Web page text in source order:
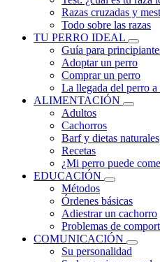
Razas cruzadas y
Todo sobre las razas
TU PERRO IDEAL
Guía para
Adoptar un perro
Comprar un perro
La llegada del perro a
ALIMENTACIÓN
Adultos
Cachorros
Barf y dietas naturales
Recetas
¿Mi perro puede
EDUCACIÓN
Métodos
Órdenes básicas
Adiestrar un cachorro
Problemas de
COMUNICACIÓN
Su personalidad